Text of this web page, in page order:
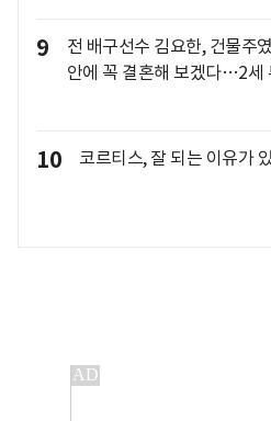
9
전 배구선수 김요한, 건물주
안에 꼭 결혼해 보겠다…2세
10 코르티스, 잘 되는 이유가